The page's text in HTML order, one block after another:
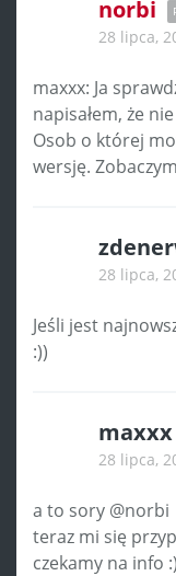
norbi
28 lipca,
maxxx: Ja
napisałem, że
Osob o której
wersję.
28 lipca,
Jeśli jest
:))
maxxx
28 lipca,
a to sory @norbi
teraz mi się
czekamy na info :)